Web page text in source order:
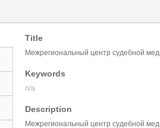
Title
Межрегиональный центр судебной
Keywords
n/a
Description
Межрегиональный центр судебной